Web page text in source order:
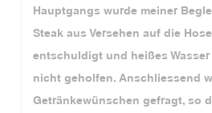
Hauptgangs wurde meiner
Steak aus Versehen auf die
entschuldigt und heißes
nicht geholfen. Anschliessend
Getränkewünschen gefragt, so